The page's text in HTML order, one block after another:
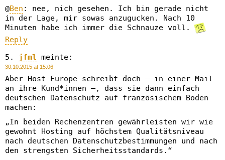
@Ben : nee, nich gesehen. Ich bin gerade nicht
in der Lage, mir sowas anzugucken. Nach 10
Minuten habe ich immer die Schnauze voll.
Reply
jfml meinte:
30.10.2015 at 15:06
Aber Host-Europe schreibt doch – in einer Mail
an ihre Kund*innen –, dass sie dann einfach
deutschen Datenschutz auf französischem Boden
machen:
„In beiden Rechenzentren gewährleisten wir wie
gewohnt Hosting auf höchstem Qualitätsniveau
nach deutschen Datenschutzbestimmungen und nach
den strengsten Sicherheitsstandards.“